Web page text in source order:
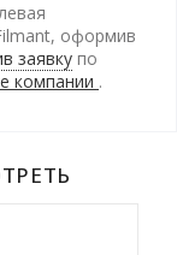
оформив
заявку по
компании .